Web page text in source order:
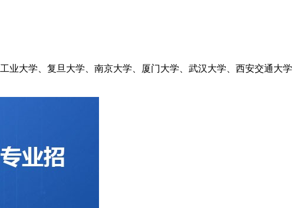
业大学、复旦大学、南京大学、厦门大学、武汉大学、西安交通大学